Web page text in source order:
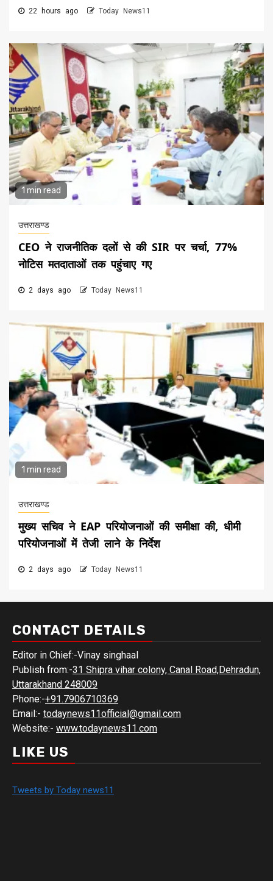
22 hours ago Today News11
1 min read
उत्तराखण्ड
CEO ने राजनीतिक दलों से की SIR पर चर्चा, 77%
नोटिस मतदाताओं तक पहुंचाए गए
2 days ago Today News11
1 min read
उत्तराखण्ड
मुख्य सचिव ने EAP परियोजनाओं की समीक्षा की, धीमी
परियोजनाओं में तेजी लाने के निर्देश
2 days ago Today News11
CONTACT DETAILS
Editor in Chief:-Vinay singhaal
Publish from:-31 Shipra vihar colony, Canal Road,Dehradun,
Uttarakhand 248009
Phone:-+91.7906710369
Email:- todaynews11official@gmail.com
Website:- www.todaynews11.com
LIKE US
Tweets by Today news11